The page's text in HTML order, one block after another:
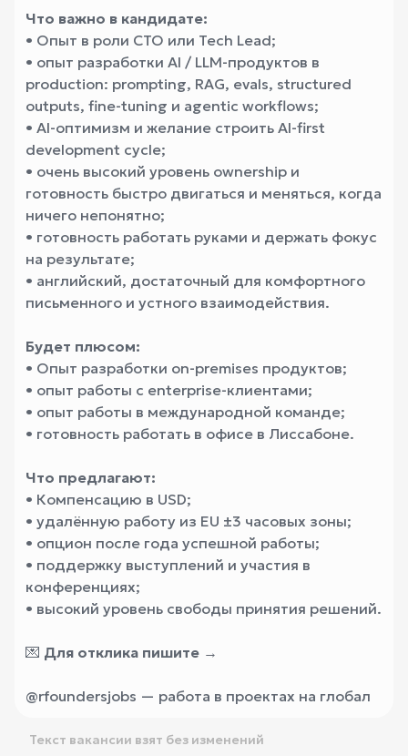
Что важно в кандидате:
• Опыт в роли CTO или Tech Lead;
• опыт разработки AI / LLM-продуктов в
production: prompting, RAG, evals, structured
outputs, fine-tuning и agentic workflows;
• AI-оптимизм и желание строить AI-first
development cycle;
• очень высокий уровень ownership и
готовность быстро двигаться и меняться, когда
ничего непонятно;
• готовность работать руками и держать фокус
на результате;
• английский, достаточный для комфортного
письменного и устного взаимодействия.
Будет плюсом:
• Опыт разработки on-premises продуктов;
• опыт работы с enterprise-клиентами;
• опыт работы в международной команде;
• готовность работать в офисе в Лиссабоне.
Что предлагают:
• Компенсацию в USD;
• удалённую работу из EU ±3 часовых зоны;
• опцион после года успешной работы;
• поддержку выступлений и участия в
конференциях;
• высокий уровень свободы принятия решений.
💌 Для отклика пишите →
@rfoundersjobs — работа в проектах на глобал
Текст вакансии взят без изменений